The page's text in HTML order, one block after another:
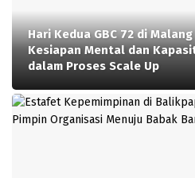
Hari Kedua GBC 72 di
Kesiapan Mental dan
dalam Proses Scale Up